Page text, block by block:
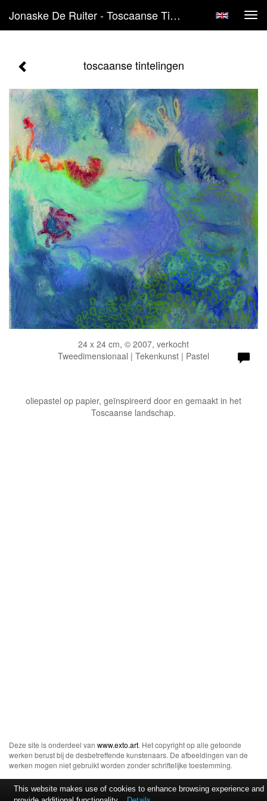
Jonaske De Ruiter - Toscaanse Tintelingen
toscaanse tintelingen
24 x 24 cm, © 2007, verkocht
Tweedimensionaal | Tekenkunst | Pastel
oliepastel op papier, geïnspireerd door en gemaakt in het
Toscaanse landschap.
Deze site is onderdeel van www.exto.art. Het copyright op alle getoonde
werken berust bij de desbetreffende kunstenaars. De afbeeldingen van de
werken mogen niet gebruikt worden zonder schriftelijke toestemming.
This website makes use of cookies to enhance browsing experience and